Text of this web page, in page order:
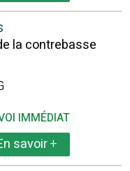
la contrebasse
IMMÉDIAT
savoir+